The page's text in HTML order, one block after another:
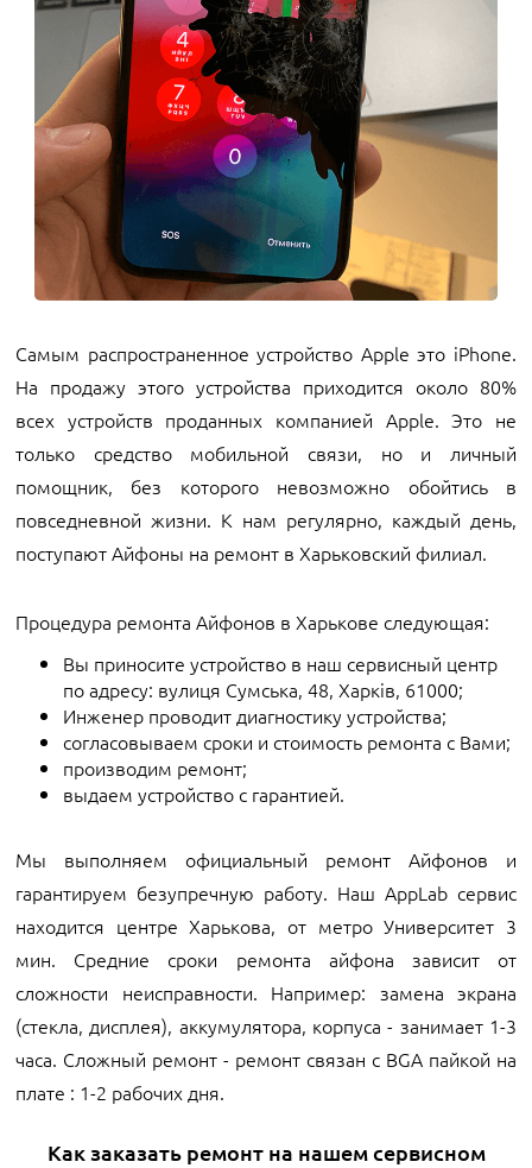
Самым распространенное устройство Apple это iPhone.
На продажу этого устройства приходится около 80%
всех устройств проданных компанией Apple. Это не
только средство мобильной связи, но и личный
помощник, без которого невозможно обойтись в
повседневной жизни. К нам регулярно, каждый день,
поступают Айфоны на ремонт в Харьковский филиал.
Процедура ремонта Айфонов в Харькове следующая:
Вы приносите устройство в наш сервисный центр
по адресу: вулиця Сумська, 48, Харків, 61000;
Инженер проводит диагностику устройства;
согласовываем сроки и стоимость ремонта с Вами;
производим ремонт;
выдаем устройство с гарантией.
Мы выполняем официальный ремонт Айфонов и
гарантируем безупречную работу. Наш AppLab сервис
находится центре Харькова, от метро Университет 3
мин. Средние сроки ремонта айфона зависит от
сложности неисправности. Например: замена экрана
(стекла, дисплея), аккумулятора, корпуса - занимает 1-3
часа. Сложный ремонт - ремонт связан с BGA пайкой на
плате : 1-2 рабочих дня.
Как заказать ремонт на нашем сервисном